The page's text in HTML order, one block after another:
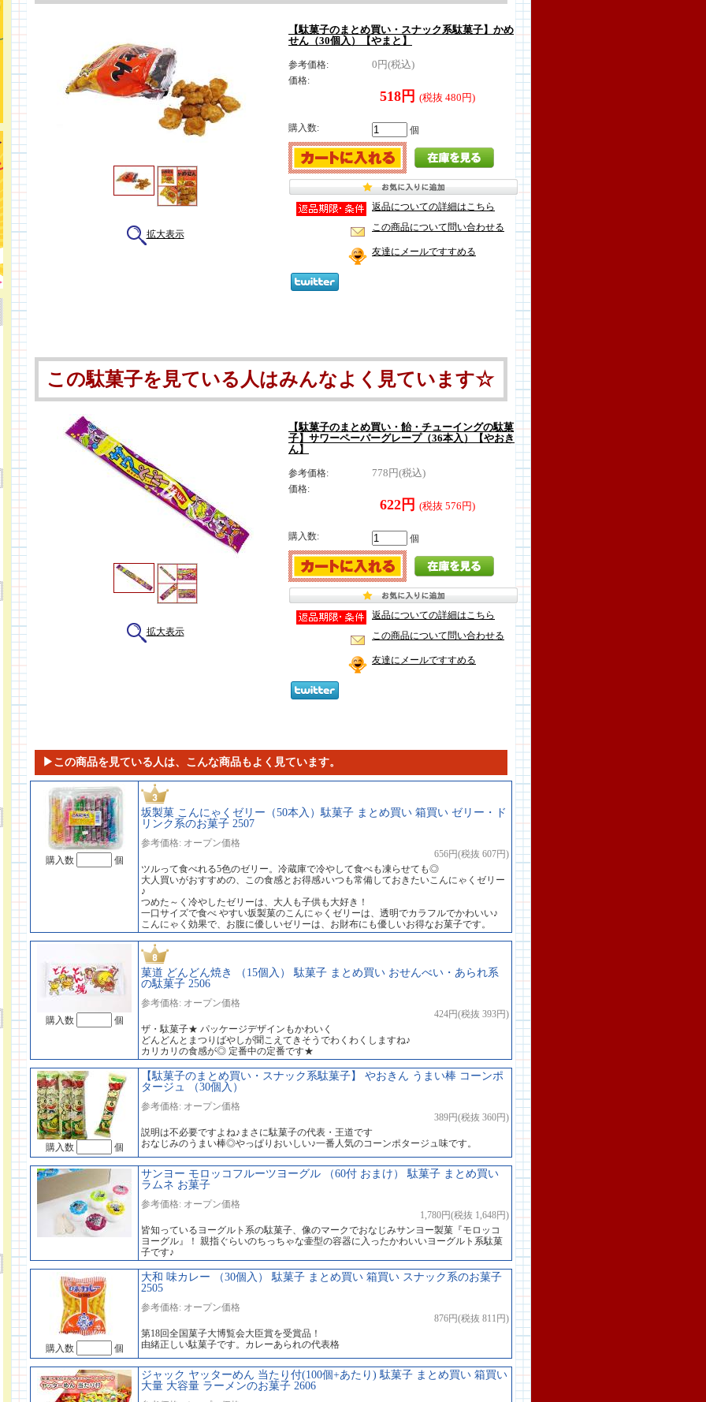
拡大表示
【駄菓子のまとめ買い・スナック系駄菓子】かめ
せん（30個入）【やまと】
参考価格: 0円(税込)
価格:
518円 (税抜 480円)
購入数: 個
返品についての詳細はこちら
この商品について問い合わせる
友達にメールですすめる
この駄菓子を見ている人はみんなよく見ています☆
拡大表示
【駄菓子のまとめ買い・飴・チューイングの駄菓
子】サワーペーパーグレープ（36本入）【やおき
ん】
参考価格: 778円(税込)
価格:
622円 (税抜 576円)
購入数: 個
返品についての詳細はこちら
この商品について問い合わせる
友達にメールですすめる
▶この商品を見ている人は、こんな商品もよく見ています。
購入数 個
坂製菓 こんにゃくゼリー（50本入）駄菓子 まとめ買い 箱買い ゼリー・ド
リンク系のお菓子 2507
参考価格: オープン価格
656円(税抜 607円)
ツルって食べれる5色のゼリー。冷蔵庫で冷やして食べも凍らせても◎
大人買いがおすすめの、この食感とお得感♪いつも常備しておきたいこんにゃくゼリー
♪
つめた～く冷やしたゼリーは、大人も子供も大好き！
一口サイズで食べ やすい坂製菓のこんにゃくゼリーは、透明でカラフルでかわいい♪
こんにゃく効果で、お腹に優しいゼリーは、お財布にも優しいお得なお菓子です。
購入数 個
菓道 どんどん焼き （15個入） 駄菓子 まとめ買い おせんべい・あられ系
の駄菓子 2506
参考価格: オープン価格
424円(税抜 393円)
ザ・駄菓子★ パッケージデザインもかわいく
どんどんとまつりばやしが聞こえてきそうでわくわくしますね♪
カリカリの食感が◎ 定番中の定番です★
購入数 個
【駄菓子のまとめ買い・スナック系駄菓子】 やおきん うまい棒 コーンポ
タージュ （30個入）
参考価格: オープン価格
389円(税抜 360円)
説明は不必要ですよね♪まさに駄菓子の代表・王道です
おなじみのうまい棒◎やっぱりおいしい♪一番人気のコーンポタージュ味です。
サンヨー モロッコフルーツヨーグル （60付 おまけ） 駄菓子 まとめ買い
ラムネ お菓子
参考価格: オープン価格
1,780円(税抜 1,648円)
皆知っているヨーグルト系の駄菓子、像のマークでおなじみサンヨー製菓『モロッコ
ヨーグル』！ 親指ぐらいのちっちゃな壷型の容器に入ったかわいいヨーグルト系駄菓
子です♪
購入数 個
大和 味カレー （30個入） 駄菓子 まとめ買い 箱買い スナック系のお菓子
2505
参考価格: オープン価格
876円(税抜 811円)
第18回全国菓子大博覧会大臣賞を受賞品！
由緒正しい駄菓子です。カレーあられの代表格
ジャック ヤッターめん 当たり付(100個+あたり) 駄菓子 まとめ買い 箱買い
大量 大容量 ラーメンのお菓子 2606